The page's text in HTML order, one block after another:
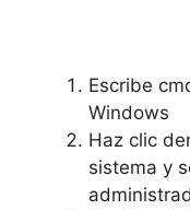
Escribe
Windows
Haz clic
sistema y